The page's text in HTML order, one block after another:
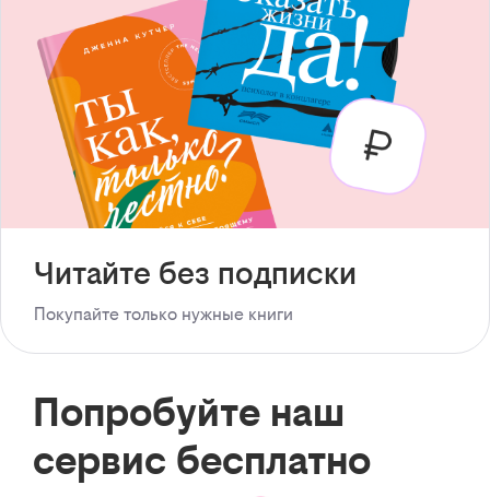
Читайте без подписки
Покупайте только нужные книги
Попробуйте наш
сервис бесплатно